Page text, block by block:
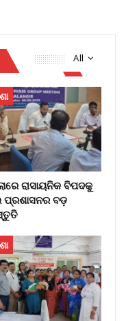
All
ରାସାୟନିକ ବିପଦକୁ
ପ୍ରଶାସନର ବଡ଼